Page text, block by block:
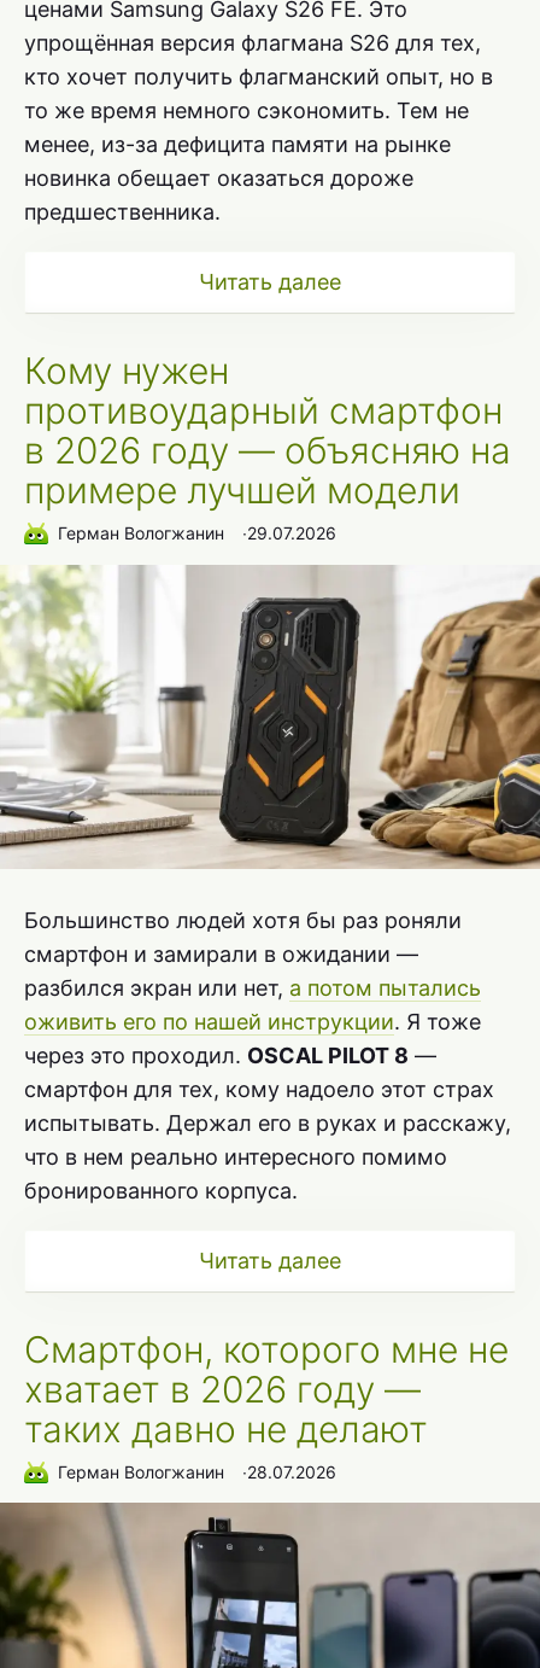
ценами Samsung Galaxy S26 FE. Это
упрощённая версия флагмана S26 для тех,
кто хочет получить флагманский опыт, но в
то же время немного сэкономить. Тем не
менее, из-за дефицита памяти на рынке
новинка обещает оказаться дороже
предшественника.
Читать далее
Кому нужен
противоударный смартфон
в 2026 году — объясняю на
примере лучшей модели
Герман Вологжанин ∙29.07.2026
Большинство людей хотя бы раз роняли
смартфон и замирали в ожидании —
разбился экран или нет, а потом пытались
оживить его по нашей инструкции. Я тоже
через это проходил. OSCAL PILOT 8 —
смартфон для тех, кому надоело этот страх
испытывать. Держал его в руках и расскажу,
что в нем реально интересного помимо
бронированного корпуса.
Читать далее
Смартфон, которого мне не
хватает в 2026 году —
таких давно не делают
Герман Вологжанин ∙28.07.2026